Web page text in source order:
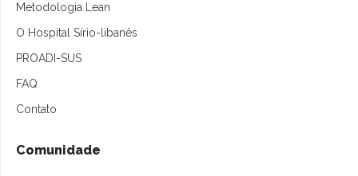
Metodologia Lean
O Hospital Sírio-libanês
PROADI-SUS
FAQ
Contato
Comunidade